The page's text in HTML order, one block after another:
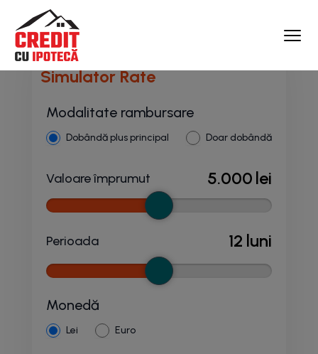
Simulator Rate
Modalitate rambursare
Dobândă plus principal Doar dobândă
Valoare împrumut 5.000 lei
Perioada 12 luni
Monedă
Lei Euro